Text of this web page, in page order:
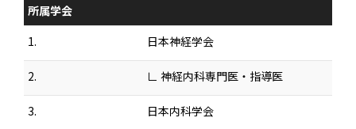
所属学会
1.
日本神経学会
2. ∟ 神経内科専門医・指導医
3. 日本内科学会